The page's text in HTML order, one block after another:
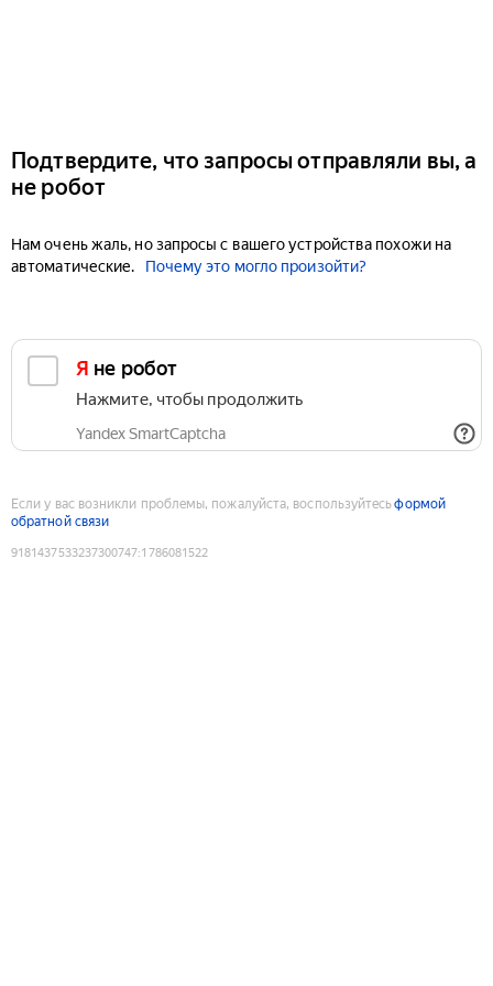
Подтвердите, что запросы отправляли вы, а
не робот
Нам очень жаль, но запросы с вашего устройства похожи на
автоматические.
Почему это могло произойти?
Я не робот
Нажмите, чтобы продолжить
Yandex SmartCaptcha
Если у вас возникли проблемы, пожалуйста, воспользуйтесьформой
обратной связи
9181437533237300747:1786081522